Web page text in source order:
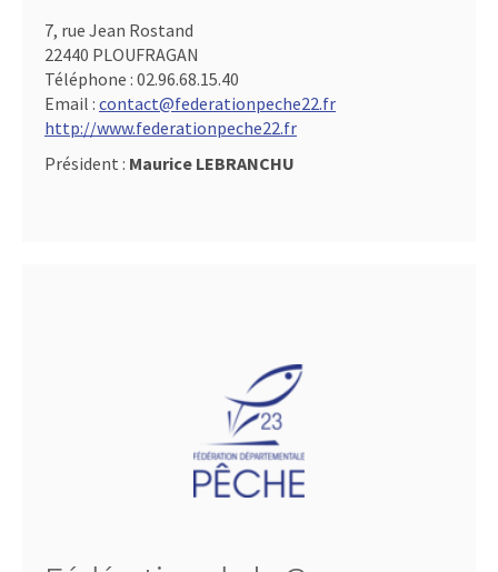
7, rue Jean Rostand
22440 PLOUFRAGAN
Téléphone : 02.96.68.15.40
Email : contact@federationpeche22.fr
http://www.federationpeche22.fr
Président : Maurice LEBRANCHU